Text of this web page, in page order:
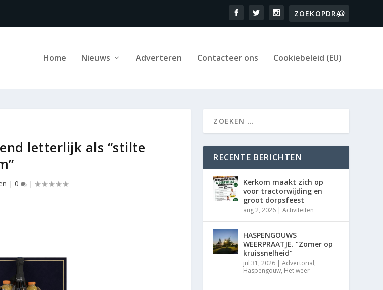
Home Nieuws Adverteren Contacteer ons Cookiebeleid (EU)
letterlijk als “stilte
|0 |
RECENTE BERICHTEN
Kerkom maakt zich op
voor tractorwijding en
groot dorpsfeest
aug 2, 2026 |Activiteiten
HASPENGOUWS
WEERPRAATJE. “Zomer op
kruissnelheid”
jul 31, 2026 |Advertorial,
Haspengouw, Het weer